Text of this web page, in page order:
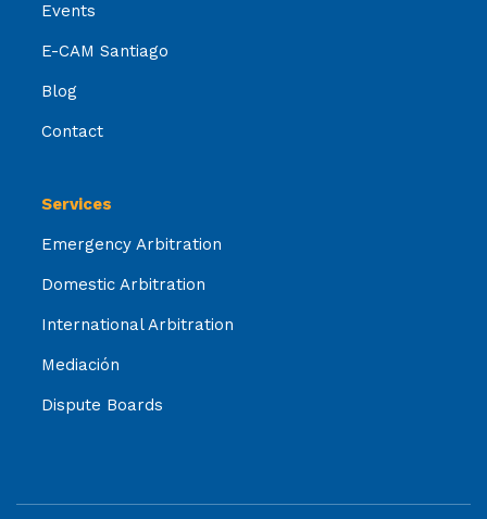
Events
E-CAM Santiago
Blog
Contact
Services
Emergency Arbitration
Domestic Arbitration
International Arbitration
Mediación
Dispute Boards